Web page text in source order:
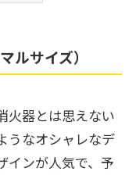
サイズ）
火器とは思えない
うなオシャレなデ
インが人気で、予